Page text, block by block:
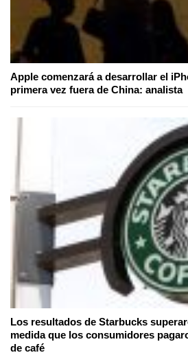
Apple comenzará a desarrollar el
primera vez fuera de China: analista
Los resultados de Starbucks
medida que los consumidores
de café